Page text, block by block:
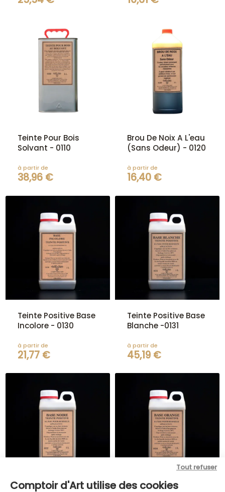
Comptoir d'Art utilise des cookies
Tout refuser
Teinte Pour Bois
Solvant - 0110
à partir de
38,96 €
Brou De Noix A L'eau
(Sans Odeur) - 0120
à partir de
16,40 €
Teinte Positive Base
Incolore - 0130
à partir de
21,77 €
Teinte Positive Base
Blanche -0131
à partir de
45,19 €